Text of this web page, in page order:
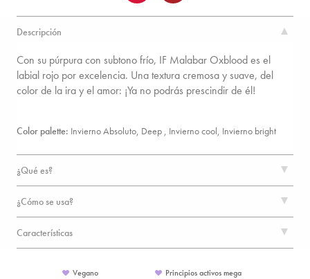
Descripción
Con su púrpura con subtono frío, IF Malabar Oxblood es el
labial rojo por excelencia. Una textura cremosa y suave, del
color de la ira y el amor: ¡Ya no podrás prescindir de él!
Color palette: Invierno Absoluto, Deep , Invierno cool, Invierno bright
¿Qué es?
¿Cómo se usa?
Características
Vegano
Principios activos mega